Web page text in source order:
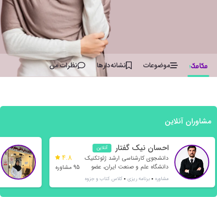
موضوعات نشانه‌دار‌ها نظرات من
مشاوران آنلاین
احسان نیک گفتار آنلاین
دانشجوی کارشناسی ارشد ژئوتکنیک
دانشگاه علم و صنعت ایران، عضو
انجمن ژئوتکنیک ایران
مشاوره برنامه ریزی کلاس کتاب و جزوه
4.8
95 مشاوره